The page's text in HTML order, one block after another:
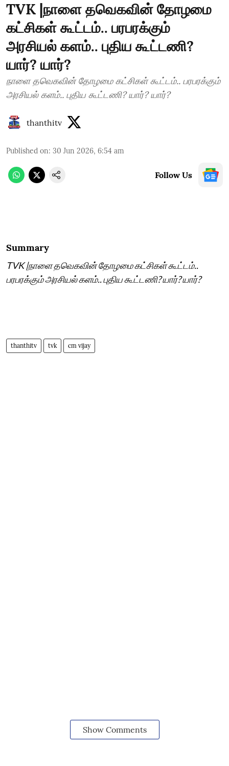
TVK |நாளை தவெகவின் தோழமை
கட்சிகள் கூட்டம்.. பரபரக்கும்
அரசியல் களம்.. புதிய கூட்டணி?
யார்? யார்?
நாளை தவெகவின் தோழமை கட்சிகள் கூட்டம்.. பரபரக்கும்
அரசியல் களம்.. புதிய கூட்டணி? யார்? யார்?
thanthitv
Published on: 30 Jun 2026, 6:54 am
Follow Us
Summary
TVK |நாளை தவெகவின் தோழமை கட்சிகள் கூட்டம்..
பரபரக்கும் அரசியல் களம்.. புதிய கூட்டணி? யார்? யார்?
thanthitv tvk cm vijay
Show Comments